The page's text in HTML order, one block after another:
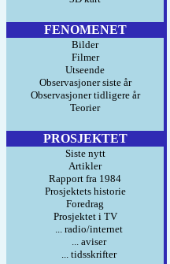
FENOMENET
Bilder
Filmer
Utseende
Observasjoner siste år
Observasjoner tidligere år
Teorier
PROSJEKTET
Siste nytt
Artikler
Rapport fra 1984
Prosjektets historie
Foredrag
Prosjektet i TV
... radio/internet
... aviser
... tidsskrifter